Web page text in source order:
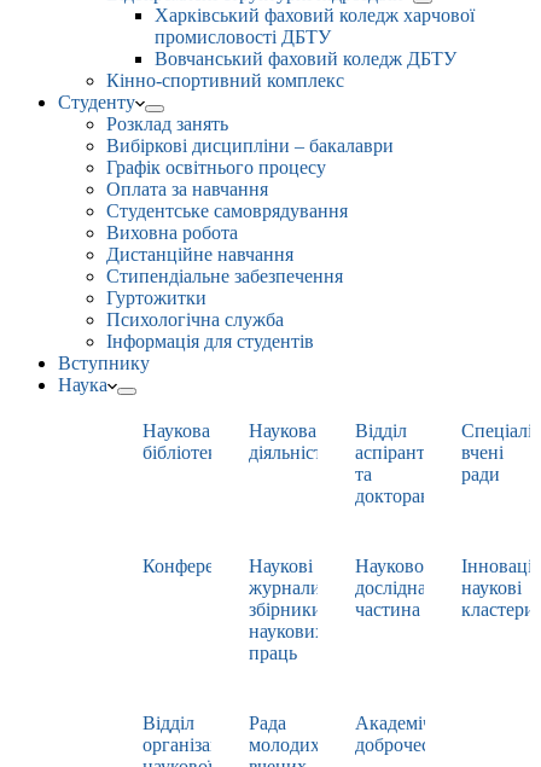
Харківський фаховий коледж харчової
промисловості ДБТУ
Вовчанський фаховий коледж ДБТУ
Кінно-спортивний комплекс
Студенту
Розклад занять
Вибіркові дисципліни – бакалаври
Графік освітнього процесу
Оплата за навчання
Студентське самоврядування
Виховна робота
Дистанційне навчання
Стипендіальне забезпечення
Гуртожитки
Психологічна служба
Інформація для студентів
Вступнику
Наука
Наукова
бібліотека
Наукова
діяльність
Відділ
аспірантури
та
докторантури
вчені
ради
Конференції
Наукові
журнали,
збірники
наукових
праць
Науково-
дослідна
частина
наукові
кластери
Відділ
організації
Рада
молодих
Академічна
доброчесність